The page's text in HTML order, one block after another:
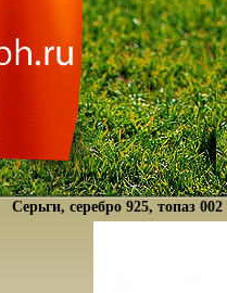
Серьги, серебро 925, топаз